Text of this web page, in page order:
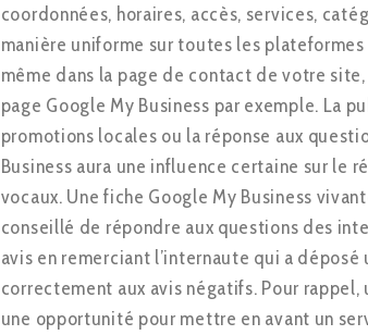
coordonnées, horaires, accès, services,
manière uniforme sur toutes les
même dans la page de contact de votre
page Google My Business par exemple. La
promotions locales ou la réponse aux
Business aura une influence certaine sur le
vocaux. Une fiche Google My Business
conseillé de répondre aux questions des
avis en remerciant l’internaute qui a
correctement aux avis négatifs. Pour
une opportunité pour mettre en avant un